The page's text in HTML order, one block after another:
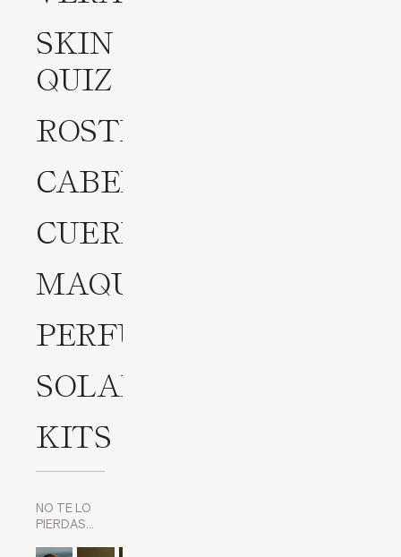
SKIN
QUIZ
ROSTRO
CABELLO
CUERPO
MAQUILLAJE
PERFUMES
SOLARES
KITS
NO TE LO
PIERDAS…